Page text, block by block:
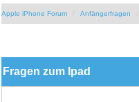
Apple iPhone Forum Anfängerfragen
Fragen zum Ipad